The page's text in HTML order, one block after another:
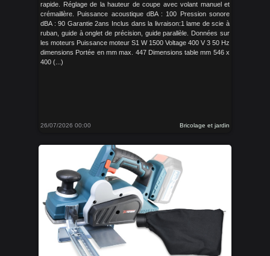
rapide. Réglage de la hauteur de coupe avec volant manuel et
crémaillère. Puissance acoustique dBA : 100 Pression sonore
dBA : 90 Garantie 2ans Inclus dans la livraison:1 lame de scie à
ruban, guide à onglet de précision, guide parallèle. Données sur
les moteurs Puissance moteur S1 W 1500 Voltage 400 V 3 50 Hz
dimensions Portée en mm max. 447 Dimensions table mm 546 x
400 (...)
26/07/2026 00:00 Bricolage et jardin